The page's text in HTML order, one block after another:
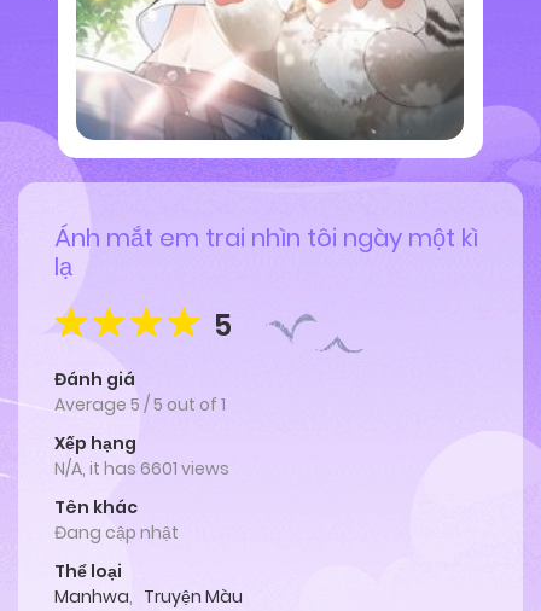
Ánh mắt em trai nhìn tôi ngày một kì
lạ
5
Đánh giá
Average 5 /5 out of 1
Xếp hạng
N/A, it has 6601 views
Tên khác
Đang cập nhật
Thể loại
Manhwa, Truyện Màu